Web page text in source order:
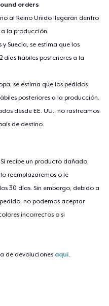
orders
al Reino Unido llegarán dentro
a la producción.
y Suecia, se estima que los
días hábiles posteriores a la
se estima que los pedidos
posteriores a la producción.
desde EE. UU., no rastreamos
de destino.
recibe un producto dañado,
reemplazaremos o le
30 días. Sin embargo, debido a
no podemos aceptar
incorrectos o si
de devoluciones aquí.